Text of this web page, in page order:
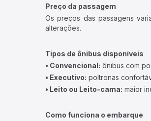
Preço da passagem
Os preços das passagens
alterações.
Tipos de ônibus disponíveis
• Convencional: ônibus com
• Executivo: poltronas
• Leito ou Leito-cama: maior
Como funciona o embarque